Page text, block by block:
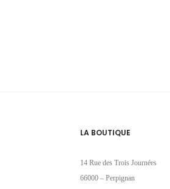
LA BOUTIQUE
14 Rue des Trois Journées
66000 – Perpignan